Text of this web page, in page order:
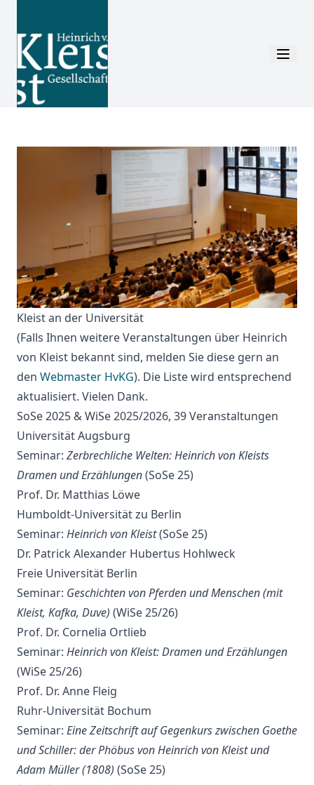
Kleist an der Universität
(Falls Ihnen weitere Veranstaltungen über Heinrich
von Kleist bekannt sind, melden Sie diese gern an
den Webmaster HvKG). Die Liste wird entsprechend
aktualisiert. Vielen Dank.
SoSe 2025 & WiSe 2025/2026, 39 Veranstaltungen
Universität Augsburg
Seminar: Zerbrechliche Welten: Heinrich von Kleists
Dramen und Erzählungen(SoSe 25)
Prof. Dr. Matthias Löwe
Humboldt-Universität zu Berlin
Seminar: Heinrich von Kleist(SoSe 25)
Dr. Patrick Alexander Hubertus Hohlweck
Freie Universität Berlin
Seminar: Geschichten von Pferden und Menschen (mit
Kleist, Kafka, Duve) (WiSe 25/26)
Prof. Dr. Cornelia Ortlieb
Seminar: Heinrich von Kleist: Dramen und Erzählungen
(WiSe 25/26)
Prof. Dr. Anne Fleig
Ruhr-Universität Bochum
Seminar: Eine Zeitschrift auf Gegenkurs zwischen Goethe
und Schiller: der Phöbus von Heinrich von Kleist und
Adam Müller (1808) (SoSe 25)